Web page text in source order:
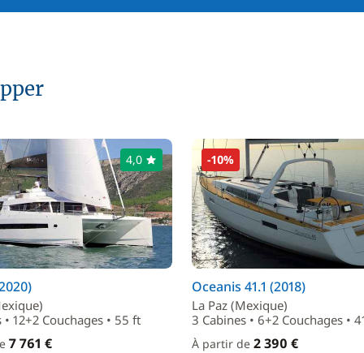
4,0
• 12+2 Couchages • 55 ft
7 761 €
-10%
Oceanis 41.1 (2018)
La Paz (Mexique)
3 Cabines • 6+2 Couchages •
À partir de 2 390 €